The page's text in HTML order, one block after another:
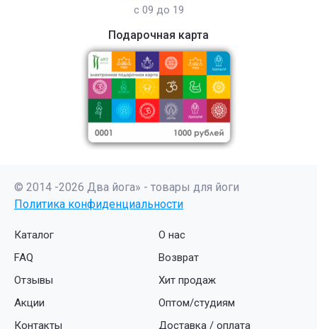
с 09 до 19
Подарочная карта
© 2014 -2026 Два йога» - товары для йоги
Политика конфиденциальности
Каталог
О нас
FAQ
Возврат
Отзывы
Хит продаж
Акции
Оптом/студиям
Контакты
Доставка / оплата